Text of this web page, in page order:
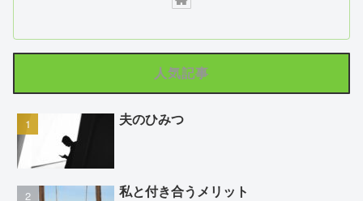
人気記事
夫のひみつ
私と付き合うメリット